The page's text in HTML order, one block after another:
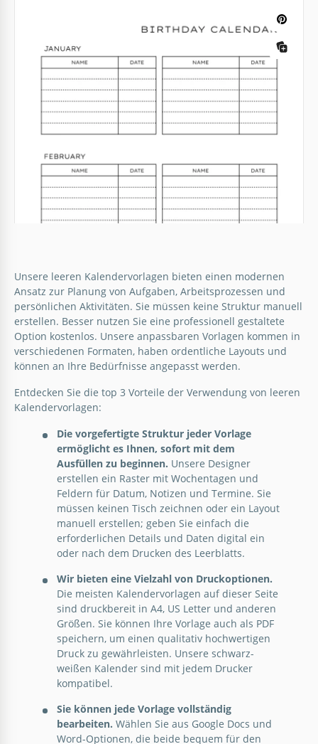
Sauberer 2024 Monatskalender
Google Docs
Porträt Tägliche Leere Kalendervorlage
Google Sheets
Druckbarer Kinder-Sommer-
Kalendervorlage
Google Slides
Unsere leeren Kalendervorlagen bieten einen modernen
Ansatz zur Planung von Aufgaben, Arbeitsprozessen und
persönlichen Aktivitäten. Sie müssen keine Struktur manuell
erstellen. Besser nutzen Sie eine professionell gestaltete
Option kostenlos. Unsere anpassbaren Vorlagen kommen in
verschiedenen Formaten, haben ordentliche Layouts und
können an Ihre Bedürfnisse angepasst werden.
Entdecken Sie die top 3 Vorteile der Verwendung von leeren
Kalendervorlagen:
Die vorgefertigte Struktur jeder Vorlage
ermöglicht es Ihnen, sofort mit dem
Ausfüllen zu beginnen. Unsere Designer
erstellen ein Raster mit Wochentagen und
Feldern für Datum, Notizen und Termine. Sie
müssen keinen Tisch zeichnen oder ein Layout
manuell erstellen; geben Sie einfach die
erforderlichen Details und Daten digital ein
oder nach dem Drucken des Leerblatts.
Wir bieten eine Vielzahl von Druckoptionen.
Die meisten Kalendervorlagen auf dieser Seite
sind druckbereit in A4, US Letter und anderen
Größen. Sie können Ihre Vorlage auch als PDF
speichern, um einen qualitativ hochwertigen
Druck zu gewährleisten. Unsere schwarz-
weißen Kalender sind mit jedem Drucker
kompatibel.
Sie können jede Vorlage vollständig
bearbeiten. Wählen Sie aus Google Docs und
Word-Optionen, die beide bequem für den